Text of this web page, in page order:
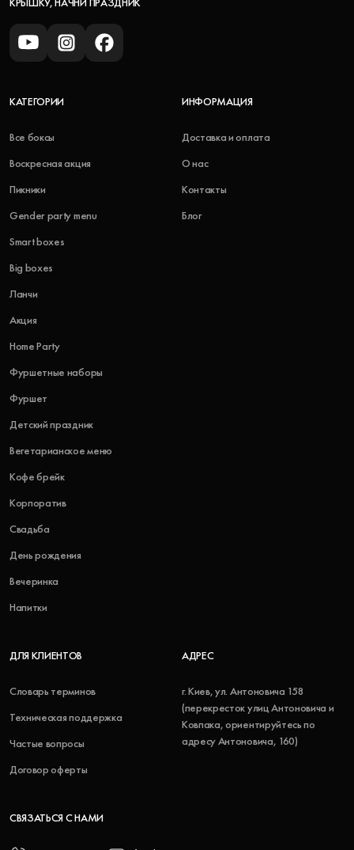
КРЫШКУ, НАЧНИ ПРАЗДНИК
КАТЕГОРИИ
Все боксы
Воскресная акция
Пикники
Gender party menu
Smart boxes
Big boxes
Ланчи
Акция
Home Party
Фуршетные наборы
Фуршет
Детский праздник
Вегетарианское меню
Кофе брейк
Корпоратив
Свадьба
День рождения
Вечеринка
Напитки
ИНФОРМАЦИЯ
Доставка и оплата
О нас
Контакты
Блог
ДЛЯ КЛИЕНТОВ
Словарь терминов
Техническая поддержка
Частые вопросы
Договор оферты
АДРЕС
г. Киев, ул. Антоновича 158
(перекресток улиц Антоновича и
Ковпака, ориентируйтесь по
адресу Антоновича, 160)
СВЯЗАТЬСЯ С НАМИ